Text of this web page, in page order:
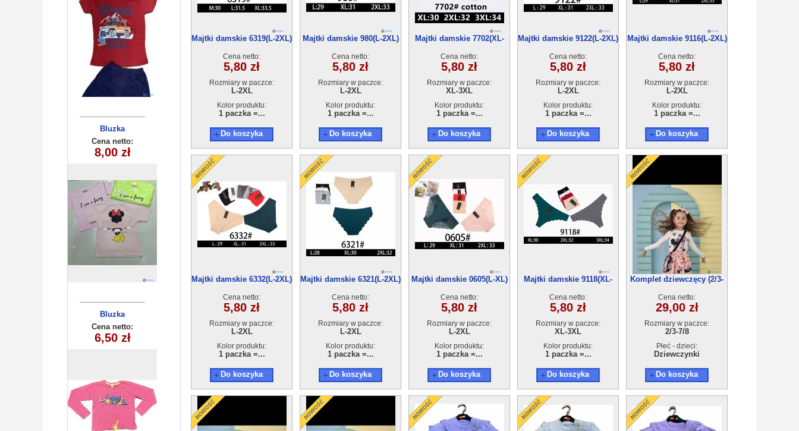
Bluzka
dziecięca
Cena netto:
8,00 zł
Bluzka
dziewczęca
(9-12) 4szt
Cena netto:
6,50 zł
Komplet
dziecięcy
(3-10) 5szt
Cena netto:
20,00 zł
Bluzka
dziewczęca
260625-38(6-16)
Cena netto:
15,00 zł
Majtki damskie 6319(L-2XL)
Cena netto:
5,80 zł
Rozmiary w paczce:
L-2XL
Kolor produktu:
1 paczka =...
Do koszyka
Majtki damskie 980(L-2XL)
Cena netto:
5,80 zł
Rozmiary w paczce:
L-2XL
Kolor produktu:
1 paczka =...
Do koszyka
Majtki damskie 7702(XL-
Cena netto:
5,80 zł
Rozmiary w paczce:
XL-3XL
Kolor produktu:
1 paczka =...
Do koszyka
Majtki damskie 9122(L-2XL)
Cena netto:
5,80 zł
Rozmiary w paczce:
L-2XL
Kolor produktu:
1 paczka =...
Do koszyka
Majtki damskie 9116(L-2XL)
Cena netto:
5,80 zł
Rozmiary w paczce:
L-2XL
Kolor produktu:
1 paczka =...
Do koszyka
Majtki damskie 6332(L-2XL)
Cena netto:
5,80 zł
Rozmiary w paczce:
L-2XL
Kolor produktu:
1 paczka =...
Do koszyka
Majtki damskie 6321(L-2XL)
Cena netto:
5,80 zł
Rozmiary w paczce:
L-2XL
Kolor produktu:
1 paczka =...
Do koszyka
Majtki damskie 0605(L-XL)
Cena netto:
5,80 zł
Rozmiary w paczce:
L-2XL
Kolor produktu:
1 paczka =...
Do koszyka
Majtki damskie 9118(XL-
Cena netto:
5,80 zł
Rozmiary w paczce:
XL-3XL
Kolor produktu:
1 paczka =...
Do koszyka
Komplet dziewczęcy (2/3-
Cena netto:
29,00 zł
Rozmiary w paczce:
2/3-7/8
Płeć - dzieci:
Dziewczynki
Do koszyka